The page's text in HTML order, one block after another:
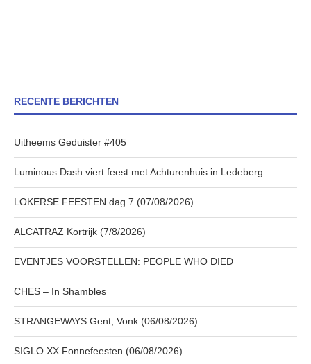
RECENTE BERICHTEN
Uitheems Geduister #405
Luminous Dash viert feest met Achturenhuis in Ledeberg
LOKERSE FEESTEN dag 7 (07/08/2026)
ALCATRAZ Kortrijk (7/8/2026)
EVENTJES VOORSTELLEN: PEOPLE WHO DIED
CHES – In Shambles
STRANGEWAYS Gent, Vonk (06/08/2026)
SIGLO XX Fonnefeesten (06/08/2026)